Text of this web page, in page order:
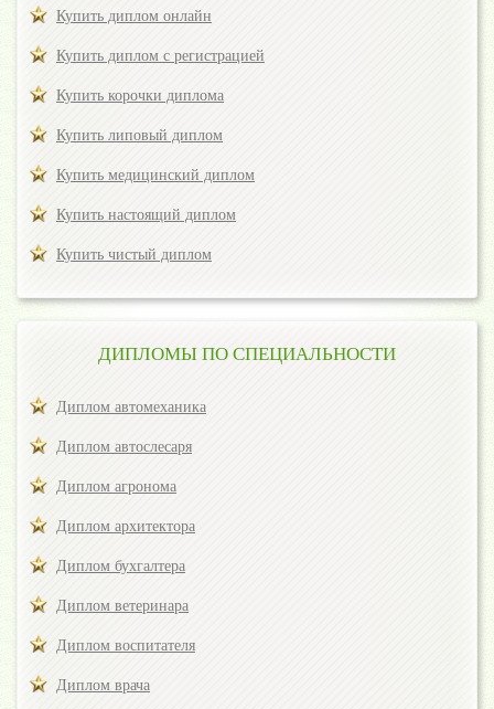
Купить диплом онлайн
Купить диплом с регистрацией
Купить корочки диплома
Купить липовый диплом
Купить медицинский диплом
Купить настоящий диплом
Купить чистый диплом
ДИПЛОМЫ ПО СПЕЦИАЛЬНОСТИ
Диплом автомеханика
Диплом автослесаря
Диплом агронома
Диплом архитектора
Диплом бухгалтера
Диплом ветеринара
Диплом воспитателя
Диплом врача